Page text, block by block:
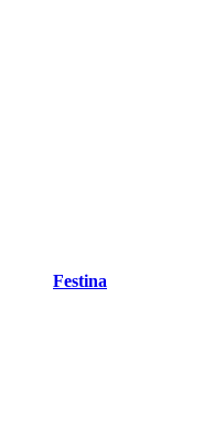
Festina